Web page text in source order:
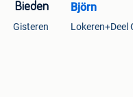
Bieden
Gisteren
Björn